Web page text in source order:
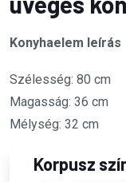
Konyhaelem leírás
Szélesség: 80 cm
Magasság: 36 cm
Mélység: 32 cm
Korpusz